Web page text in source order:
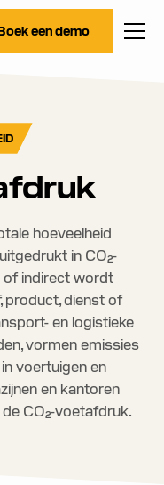
een demo
hoeveelheid
in CO₂-
of indirect wordt
product, dienst of
en logistieke
vormen emissies
voertuigen en
en kantoren
CO₂-voetafdruk.